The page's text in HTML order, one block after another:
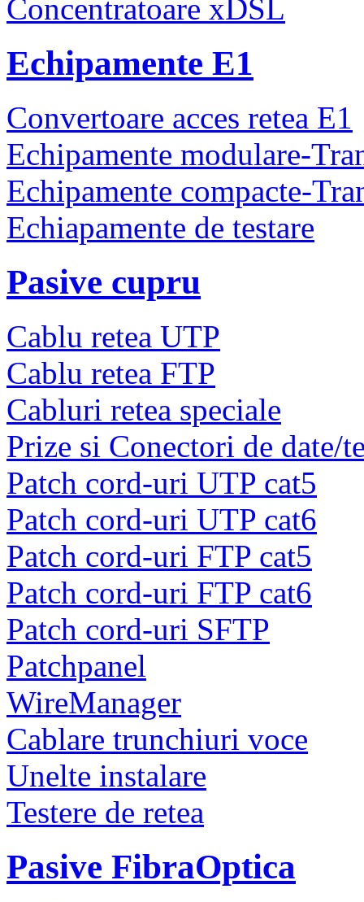
Concentratoare xDSL
Echipamente E1
Convertoare acces retea E1
Echipamente modulare-
Echipamente compacte-
Echiapamente de testare
Pasive cupru
Cablu retea UTP
Cablu retea FTP
Cabluri retea speciale
Prize si Conectori de date/
Patch cord-uri UTP cat5
Patch cord-uri UTP cat6
Patch cord-uri FTP cat5
Patch cord-uri FTP cat6
Patch cord-uri SFTP
Patchpanel
WireManager
Cablare trunchiuri voce
Unelte instalare
Testere de retea
Pasive FibraOptica